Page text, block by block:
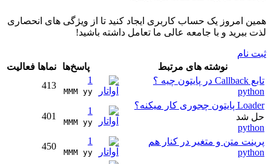
همین امروز یک حساب کاربری ایجاد کنید تا از ویژگی های انحصاری
لذت ببرید و با جامعه عالی ما تعامل داشته باشید!
ثبت نام
نوشته های مرتبط
پاسخ‌ها نماها فعالیت
تابع Callback در پایتون چیه ؟
python
1
MMM yy
413
Loader پایتون چجوری کار میکنه؟
حل شد
python
1
MMM yy
401
پرینت متن و متغیر در کنار هم
python
1
MMM yy
450